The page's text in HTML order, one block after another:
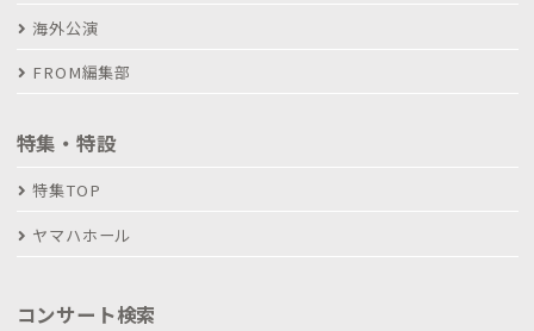
海外公演
FROM編集部
特集・特設
特集TOP
ヤマハホール
コンサート検索